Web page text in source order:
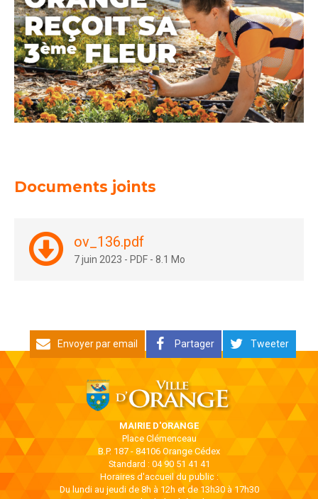
Documents joints
ov_136.pdf
7 juin 2023 - PDF -8.1 Mo
Envoyer par email Partager Tweeter
MAIRIE D'ORANGE
Place Clémenceau
B.P. 187 - 84106 Orange Cédex
Standard : 04 90 51 41 41
Horaires d'accueil du public :
Du lundi au jeudi de 8h à 12h et de 13h30 à 17h30